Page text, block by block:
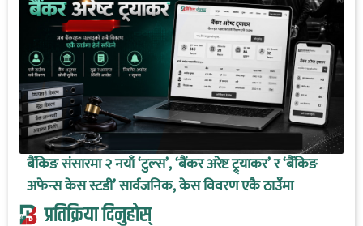
बैंकिङ संसारमा २ नयाँ ‘टुल्स’, ‘बैंकर अरेष्ट ट्र्याकर’ र ‘बैंकिङ
अफेन्स केस स्टडी’ सार्वजनिक, केस विवरण एकै ठाउँमा
प्रतिक्रिया दिनुहोस्